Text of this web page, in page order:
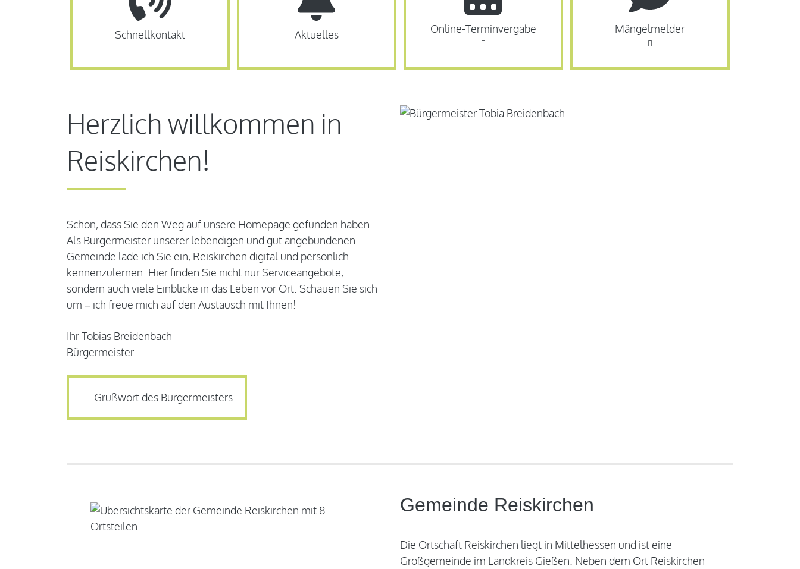
Schnellkontakt Aktuelles Online-Terminvergabe Mängelmelder
Herzlich willkommen in
Reiskirchen!
Schön, dass Sie den Weg auf unsere Homepage gefunden haben.
Als Bürgermeister unserer lebendigen und gut angebundenen
Gemeinde lade ich Sie ein, Reiskirchen digital und persönlich
kennenzulernen. Hier finden Sie nicht nur Serviceangebote,
sondern auch viele Einblicke in das Leben vor Ort. Schauen Sie sich
um – ich freue mich auf den Austausch mit Ihnen!
Ihr Tobias Breidenbach
Bürgermeister
Grußwort des Bürgermeisters
Gemeinde Reiskirchen
Die Ortschaft Reiskirchen liegt in Mittelhessen und ist eine
Großgemeinde im Landkreis Gießen. Neben dem Ort Reiskirchen